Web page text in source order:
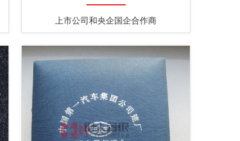
上市公司和央企国企合作商